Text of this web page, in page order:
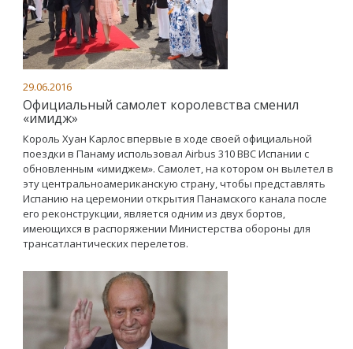
29.06.2016
Официальный самолет королевства сменил
«имидж»
Король Хуан Карлос впервые в ходе своей официальной
поездки в Панаму использовал Airbus 310 ВВС Испании с
обновленным «имиджем». Самолет, на котором он вылетел в
эту центральноамериканскую страну, чтобы представлять
Испанию на церемонии открытия Панамского канала после
его реконструкции, является одним из двух бортов,
имеющихся в распоряжении Министерства обороны для
трансатлантических перелетов.